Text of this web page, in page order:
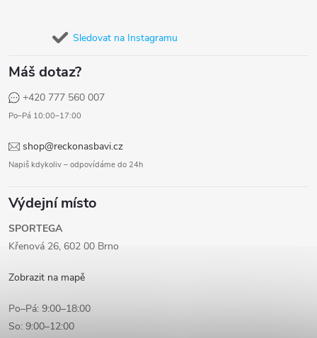
Sledovat na Instagramu
Máš dotaz?
+420 777 560 007
Po–Pá 10:00–17:00
shop@reckonasbavi.cz
Napiš kdykoliv – odpovídáme do 24h
Výdejní místo
SPORTEGA
Křenová 26, 602 00 Brno
Zobrazit na mapě
Po–Pá: 9:00–18:00
So: 9:00–12:00